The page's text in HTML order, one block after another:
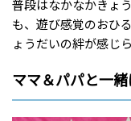
普段はなかなかきょ
も、遊び感覚のおひ
ょうだいの絆が感じ
ママ＆パパと一緒